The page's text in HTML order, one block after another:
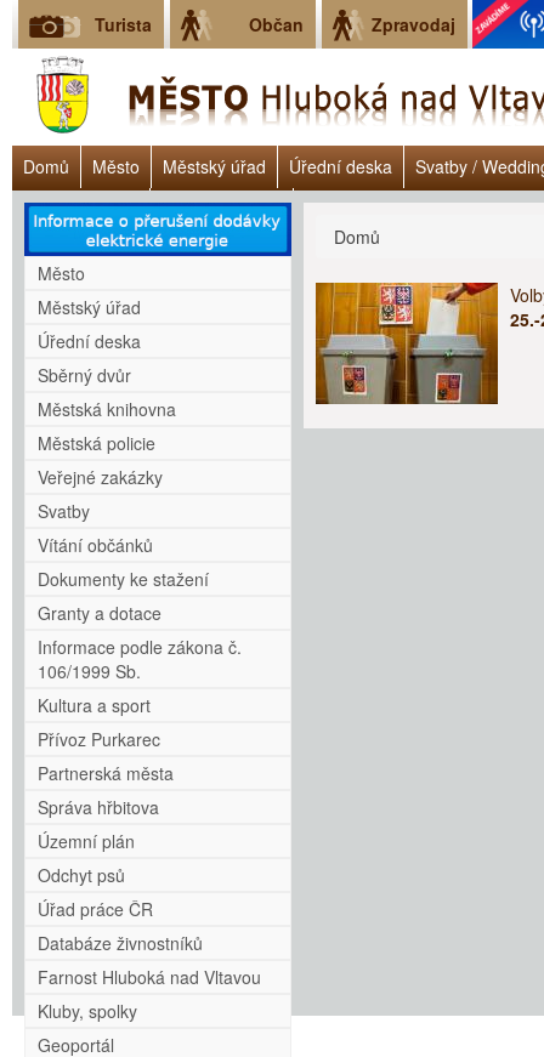
Turista Občan Zpravodaj
Domů Město Městský úřad Úřední deska
Svatby /
Úřad práce ČR
Lokalita Janoch Dluhové poradenství - Clověk
Město
Městský úřad
Úřední deska
Sběrný dvůr
Městská knihovna
Městská policie
Veřejné zakázky
Svatby
Vítání občánků
Dokumenty ke stažení
Granty a dotace
Informace podle zákona č.
106/1999 Sb.
Kultura a sport
Přívoz Purkarec
Partnerská města
Správa hřbitova
Územní plán
Odchyt psů
Úřad práce ČR
Databáze živnostníků
Farnost Hluboká nad Vltavou
Kluby, spolky
Geoportál
Jste zde
Domů